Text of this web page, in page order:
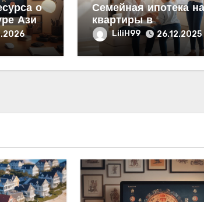
о
Азии:
Семейная ипотека на
квартиры в
новостройках с
от 6% от
LiliH99 26.12.2025